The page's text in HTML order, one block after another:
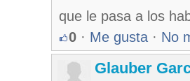
que le pasa a los
0 · Me gusta · No
Glauber